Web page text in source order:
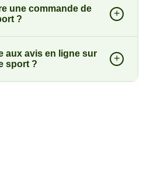
une commande de
?
+
aux avis en ligne sur
sport ?
+